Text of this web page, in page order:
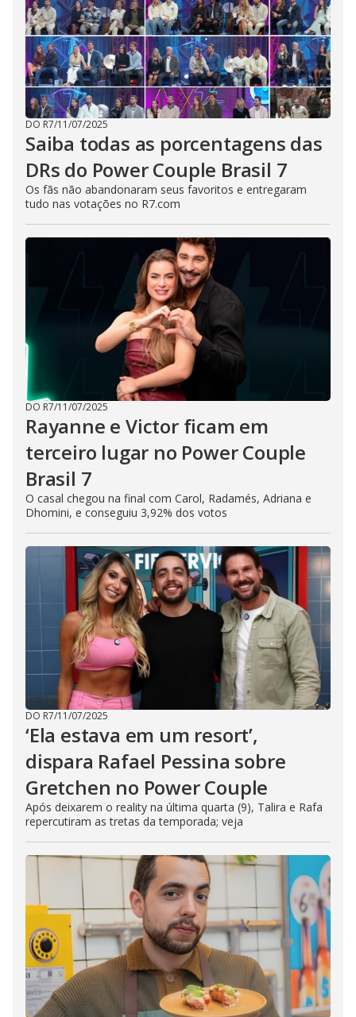
DO R7/11/07/2025
Saiba todas as porcentagens das
DRs do Power Couple Brasil 7
Os fãs não abandonaram seus favoritos e entregaram
tudo nas votações no R7.com
DO R7/11/07/2025
Rayanne e Victor ficam em
terceiro lugar no Power Couple
Brasil 7
O casal chegou na final com Carol, Radamés, Adriana e
Dhomini, e conseguiu 3,92% dos votos
DO R7/11/07/2025
‘Ela estava em um resort’,
dispara Rafael Pessina sobre
Gretchen no Power Couple
Após deixarem o reality na última quarta (9), Talira e Rafa
repercutiram as tretas da temporada; veja